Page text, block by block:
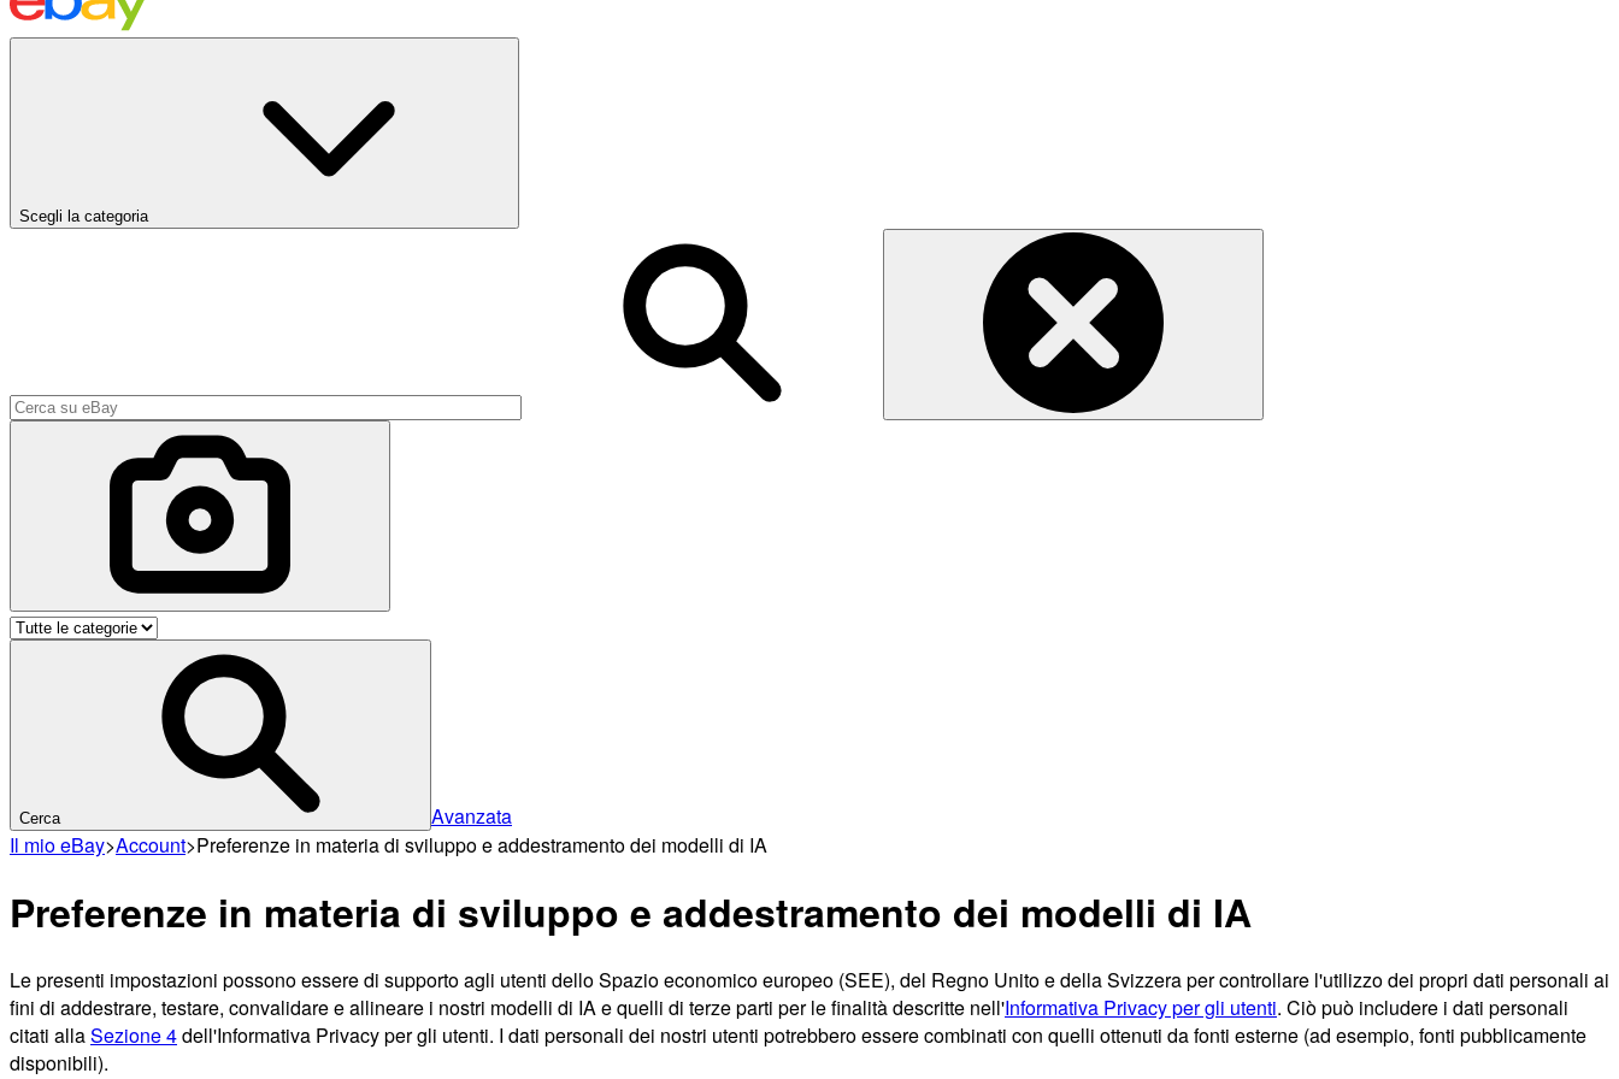
Scegli la categoria
Cerca
Avanzata
Il mio eBay>Account>Preferenze in materia di sviluppo e addestramento dei modelli di IA
Preferenze in materia di sviluppo e addestramento dei modelli di IA
Le presenti impostazioni possono essere di supporto agli utenti dello Spazio economico europeo (SEE), del Regno Unito e della Svizzera per controllare l'utilizzo dei propri dati personali ai
fini di addestrare, testare, convalidare e allineare i nostri modelli di IA e quelli di terze parti per le finalità descritte nell'Informativa Privacy per gli utenti. Ciò può includere i dati personali
citati allaSezione 4dell'Informativa Privacy per gli utenti. I dati personali dei nostri utenti potrebbero essere combinati con quelli ottenuti da fonti esterne (ad esempio, fonti pubblicamente
disponibili).